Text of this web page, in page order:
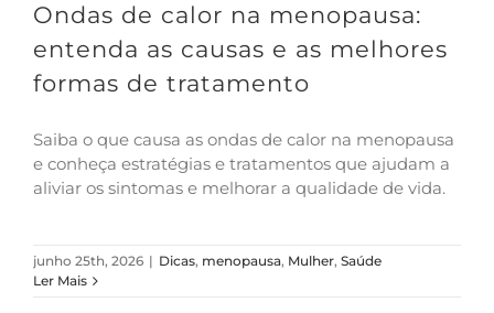
Ondas de calor na menopausa:
entenda as causas e as melhores
formas de tratamento
Saiba o que causa as ondas de calor na menopausa
e conheça estratégias e tratamentos que ajudam a
aliviar os sintomas e melhorar a qualidade de vida.
junho 25th, 2026 | Dicas, menopausa, Mulher, Saúde
Ler Mais